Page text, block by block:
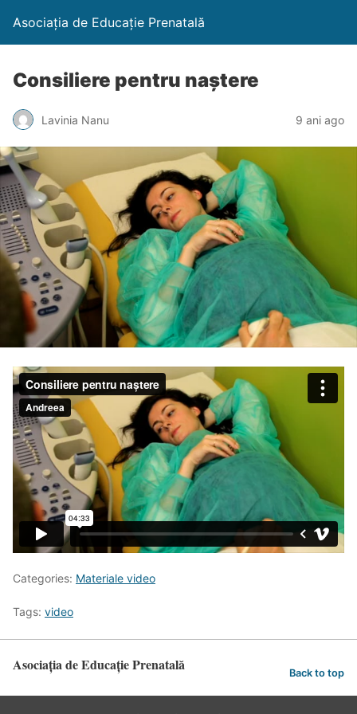
Asociația de Educație Prenatală
Consiliere pentru naștere
Lavinia Nanu 9 ani ago
Categories: Materiale video
Tags: video
Asociația de Educație Prenatală Back to top